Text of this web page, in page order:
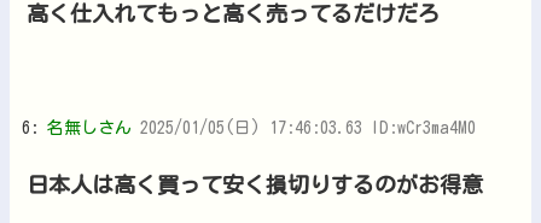
高く仕入れてもっと高く売ってるだけだろ
6: 名無しさん 2025/01/05(日) 17:46:03.63 ID:wCr3ma4M0
日本人は高く買って安く損切りするのがお得意